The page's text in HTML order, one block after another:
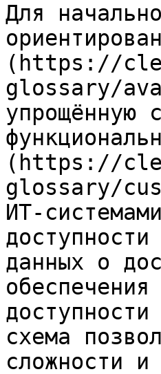
Для
(https://
glossary/
упрощённую
(https://
glossary/
ИТ-
данных о
схема
сложности